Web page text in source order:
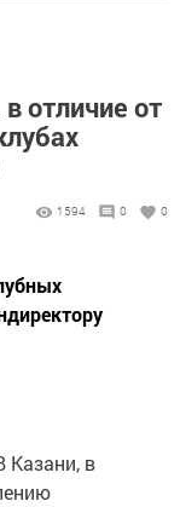
отличие от
1594 0 0
Казани, в